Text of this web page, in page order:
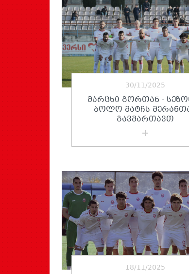
30/11/2025
ᲛᲐᲠᲪᲮᲘ ᲒᲝᲠᲗᲐᲜ -
ᲑᲝᲚᲝ ᲛᲐᲢᲩᲡ
ᲒᲐᲕᲛᲐᲠᲗᲐᲕᲗ
18/11/2025